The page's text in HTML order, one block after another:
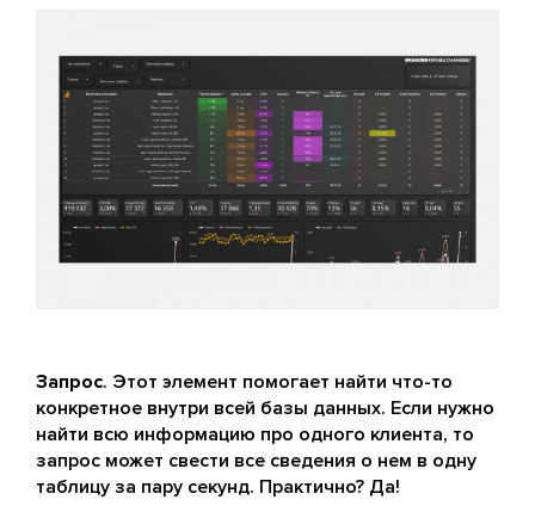
Запрос. Этот элемент помогает найти что-то
конкретное внутри всей базы данных. Если нужно
найти всю информацию про одного клиента, то
запрос может свести все сведения о нем в одну
таблицу за пару секунд. Практично? Да!